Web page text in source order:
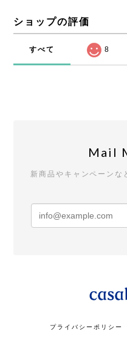
ショップの評価
すべて 8
Mail
新商品やキャンペーンな
プライバシーポリシー